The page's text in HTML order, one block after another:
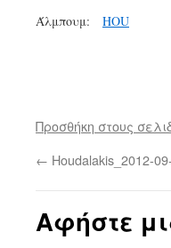
Άλμπουμ: HOU
Προσθήκη στους
← Houdalakis_2012-
Αφήστε